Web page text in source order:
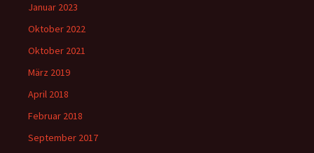
Januar 2023
Oktober 2022
Oktober 2021
März 2019
April 2018
Februar 2018
September 2017